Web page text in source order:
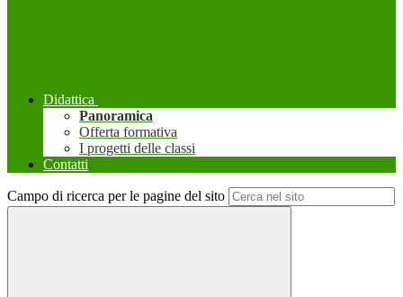
Didattica
Panoramica
Offerta formativa
I progetti delle classi
Contatti
Campo di ricerca per le pagine del sito